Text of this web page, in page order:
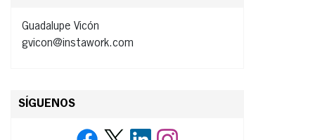
Guadalupe Vicón
gvicon@instawork.com
SÍGUENOS